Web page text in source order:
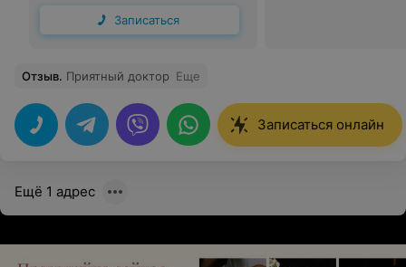
Записаться
Отзыв. Приятный доктор Еще
Записаться онлайн
Ещё 1 адрес